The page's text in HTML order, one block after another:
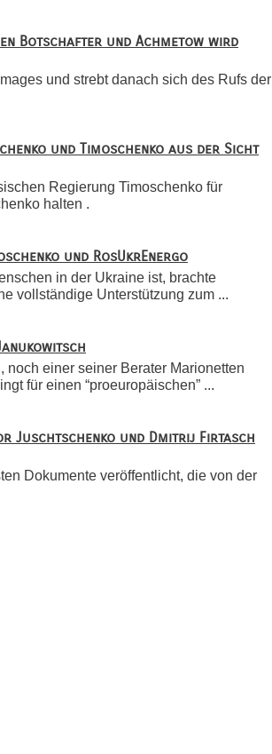
Botschafter und Achmetow wird
und strebt danach sich des Rufs der
und Timoschenko aus der Sicht
Regierung Timoschenko für
halten .
und RosUkrEnergo
in der Ukraine ist, brachte
vollständige Unterstützung zum ...
noch einer seiner Berater Marionetten
für einen “proeuropäischen” ...
Juschtschenko und Dmitrij Firtasch
Dokumente veröffentlicht, die von der